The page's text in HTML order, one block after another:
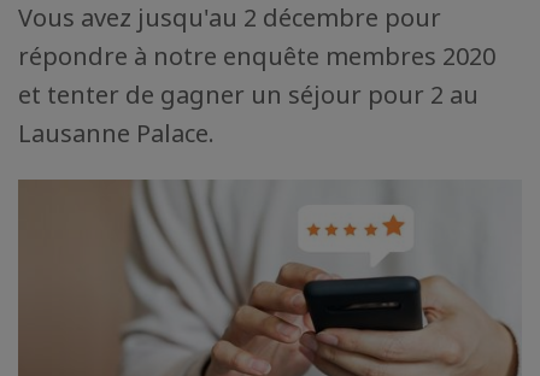
Vous avez jusqu'au 2 décembre pour
répondre à notre enquête membres 2020
et tenter de gagner un séjour pour 2 au
Lausanne Palace.